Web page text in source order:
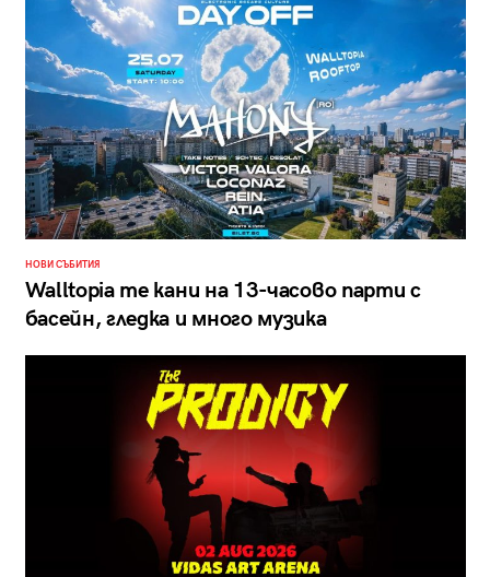
НОВИ СЪБИТИЯ
Walltopia те кани на 13-часово парти с
басейн, гледка и много музика